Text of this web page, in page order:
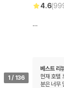
1 / 136
4.6(
…
베스트 리
현재 호텔
분은 너무